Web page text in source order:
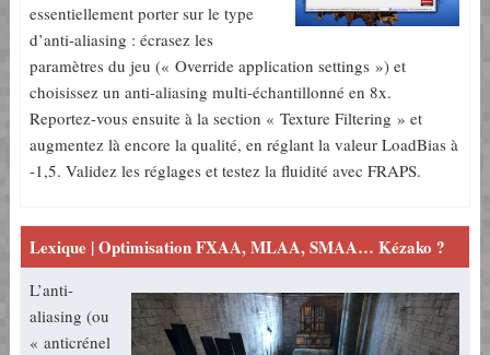
essentiellement porter sur le type
d’anti-aliasing : écrasez les
paramètres du jeu (« Override application settings ») et
choisissez un anti-aliasing multi-échantillonné en 8x.
Reportez-vous ensuite à la section « Texture Filtering » et
augmentez là encore la qualité, en réglant la valeur LoadBias à
-1,5. Validez les réglages et testez la fluidité avec FRAPS.
Lexique | Optimisation FXAA, MLAA, SMAA… Kézako ?
L’anti-
aliasing (ou
« anticrénel